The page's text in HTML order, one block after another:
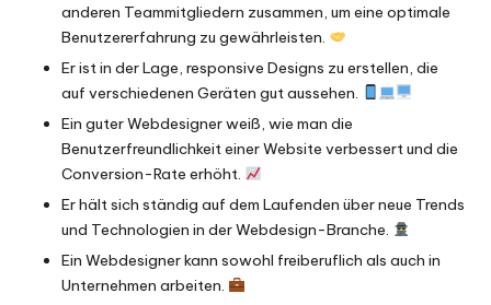
anderen Teammitgliedern zusammen, um eine optimale
Benutzererfahrung zu gewährleisten.
Er ist in der Lage, responsive Designs zu erstellen, die
auf verschiedenen Geräten gut aussehen.
Ein guter Webdesigner weiß, wie man die
Benutzerfreundlichkeit einer Website verbessert und die
Conversion-Rate erhöht.
Er hält sich ständig auf dem Laufenden über neue Trends
und Technologien in der Webdesign-Branche.
Ein Webdesigner kann sowohl freiberuflich als auch in
Unternehmen arbeiten.